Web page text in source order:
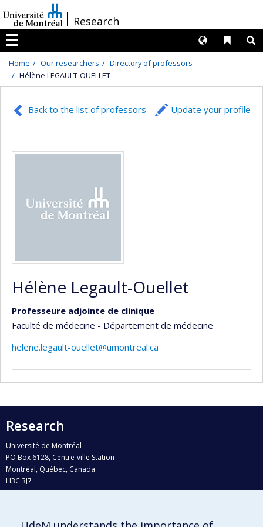
au
contenu
/Research
Menu
Liens
Langues
Home Our researchers
Directory of professors
Hélène LEGAULT-OUELLET
Back to the list of professors Update your profile
Hélène Legault-Ouellet
Professeure adjointe de clinique
Faculté de médecine - Département de médecine
helene.legault-ouellet@umontreal.ca
Research
Université de Montréal
PO Box 6128, Centre-ville Station
Montréal, Québec, Canada
H3C 3J7